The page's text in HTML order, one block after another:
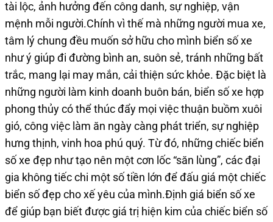
tài lộc, ảnh hưởng đến công danh, sự nghiệp, vận
mệnh mỗi người.Chính vì thế mà những người mua xe,
tâm lý chung đều muốn sở hữu cho mình biển số xe
như ý giúp đi đường bình an, suôn sẻ, tránh những bất
trắc, mang lại may mắn, cải thiện sức khỏe. Đặc biệt là
những người làm kinh doanh buôn bán, biển số xe hợp
phong thủy có thể thúc đẩy mọi việc thuận buồm xuôi
gió, công việc làm ăn ngày càng phát triển, sự nghiệp
hưng thịnh, vinh hoa phú quý. Từ đó, những chiếc biển
số xe đẹp như tạo nên một cơn lốc “săn lùng”, các đại
gia không tiếc chi một số tiền lớn để đấu giá một chiếc
biển số đẹp cho xế yêu của mình.Định giá biển số xe
để giúp bạn biết được giá trị hiện kim của chiếc biển số